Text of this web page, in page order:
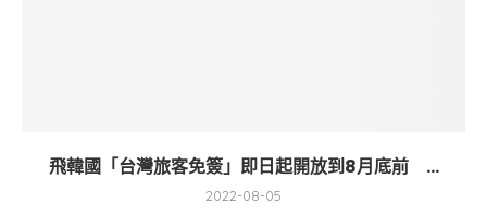
飛韓國「台灣旅客免簽」即日起開放到8月底前 ...
2022-08-05